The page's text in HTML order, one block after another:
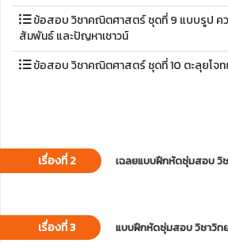
ข้อสอบ วิชาคณิตศาสตร์ ชุดที่ 9 แบบรูป ค
สัมพันธ์ และปัญหาเชาวน์
ข้อสอบ วิชาคณิตศาสตร์ ชุดที่ 10 ตะลุยโจ
เรื่องที่ 2 เฉลยแบบฝึกหัดซุ่มสอบ
เรื่องที่ 3 แบบฝึกหัดซุ่มสอบ วิชาวิท